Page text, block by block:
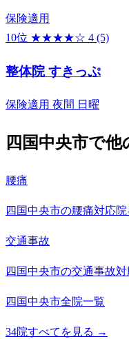
保険適用
10位 ★★★★☆ 4 (5)
整体院 すきっぷ
保険適用 夜間 日曜
四国中央市で
腰痛
四国中央市の腰痛対応
交通事故
四国中央市の交通事故
四国中央市全院一覧
34院すべてを見る →